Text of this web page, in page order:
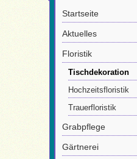
Startseite
Aktuelles
Floristik
Tischdekoration
Hochzeitsfloristik
Trauerfloristik
Grabpflege
Gärtnerei